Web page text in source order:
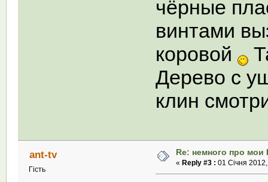
чёрные
винтами
коровой
Дерево с
клин
ant-tv
Гість
Re: немного про мои
« Reply #3 : 01 Січня